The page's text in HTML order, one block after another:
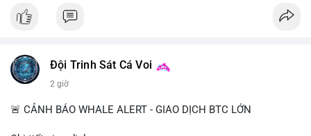
#binance #btc
#vlikevn #titanbot
📰 Nguồn: Cointelegraph
Đội Trinh Sát Cá Voi
2 giờ
🚨 CẢNH BÁO WHALE ALERT - GIAO DỊCH BTC LỚN